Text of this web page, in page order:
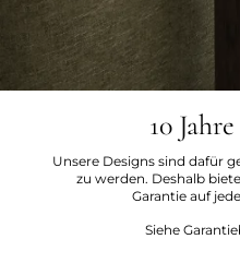
10
Unsere Designs sind dafür
zu werden. Deshalb
Garantie auf
Siehe